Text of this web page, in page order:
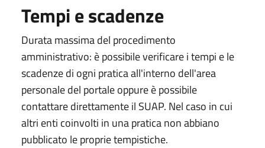
Tempi e scadenze
Durata massima del procedimento
amministrativo: è possibile verificare i tempi e le
scadenze di ogni pratica all'interno dell'area
personale del portale oppure è possibile
contattare direttamente il SUAP. Nel caso in cui
altri enti coinvolti in una pratica non abbiano
pubblicato le proprie tempistiche.